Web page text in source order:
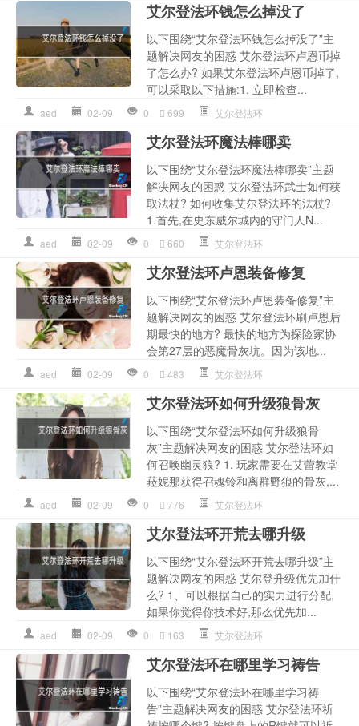
艾尔登法环钱怎么掉没了
以下围绕“艾尔登法环钱怎么掉没了”主
题解决网友的困惑 艾尔登法环卢恩币掉
了怎么办? 如果艾尔登法环卢恩币掉了,
可以采取以下措施:1. 立即检查...
aed 02-09 0 699 艾尔登法环
艾尔登法环魔法棒哪卖
以下围绕“艾尔登法环魔法棒哪卖”主题
解决网友的困惑 艾尔登法环武士如何获
取法杖? 如何收集艾尔登法环的法杖?
1.首先,在史东威尔城内的守门人N...
aed 02-09 0 660 艾尔登法环
艾尔登法环卢恩装备修复
以下围绕“艾尔登法环卢恩装备修复”主
题解决网友的困惑 艾尔登法环刷卢恩后
期最快的地方? 最快的地方为探险家协
会第27层的恶魔骨灰坑。因为该地...
aed 02-09 0 483 艾尔登法环
艾尔登法环如何升级狼骨灰
以下围绕“艾尔登法环如何升级狼骨
灰”主题解决网友的困惑 艾尔登法环如
何召唤幽灵狼? 1. 玩家需要在艾蕾教堂
菈妮那获得召魂铃和离群野狼的骨灰,...
aed 02-09 0 776 艾尔登法环
艾尔登法环开荒去哪升级
以下围绕“艾尔登法环开荒去哪升级”主
题解决网友的困惑 艾尔登升级优先加什
么? 1、可以根据自己的实力进行分配,
如果你觉得你技术好,那么优先加...
aed 02-09 0 163 艾尔登法环
艾尔登法环在哪里学习祷告
以下围绕“艾尔登法环在哪里学习祷
告”主题解决网友的困惑 艾尔登法环祈